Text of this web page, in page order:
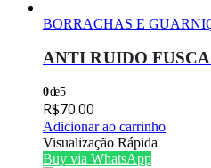
BORRACHAS E
ANTI RUIDO
0de 5
R$70.00
Adicionar ao carrinho
Visualização Rápida
Buy via WhatsApp